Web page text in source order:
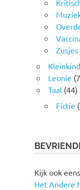
Leonie
Taal (44)
Fictie
Kijk ook
Het Andere